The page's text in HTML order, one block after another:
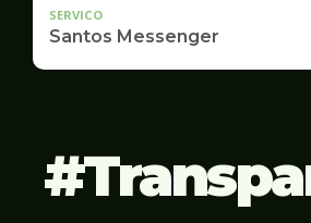
SERVICO
Santos Messenger